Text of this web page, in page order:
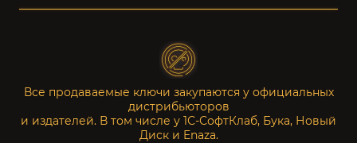
Все продаваемые ключи закупаются у официальных
дистрибьюторов
и издателей. В том числе у 1С-СофтКлаб, Бука, Новый
Диск и Enaza.